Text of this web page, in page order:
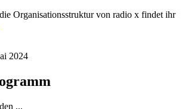
Organisationsstruktur von radio x findet ihr
2024
...